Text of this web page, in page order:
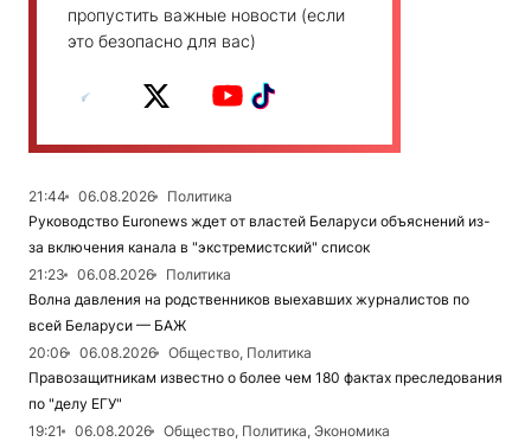
пропустить важные новости (если
это безопасно для вас)
21:44 06.08.2026
Политика
Руководство Euronews ждет от властей Беларуси объяснений из-
за включения канала в "экстремистский" список
21:23
06.08.2026
Политика
Волна давления на родственников выехавших журналистов по
всей Беларуси — БАЖ
20:06
06.08.2026
Общество, Политика
Правозащитникам известно о более чем 180 фактах преследования
по "делу ЕГУ"
19:21
06.08.2026
Общество, Политика, Экономика